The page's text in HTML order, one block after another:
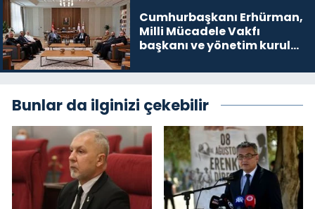
Cumhurbaşkanı Erhürman,
Milli Mücadele Vakfı
başkanı ve yönetim kurulu
Bunlar da ilginizi çekebilir